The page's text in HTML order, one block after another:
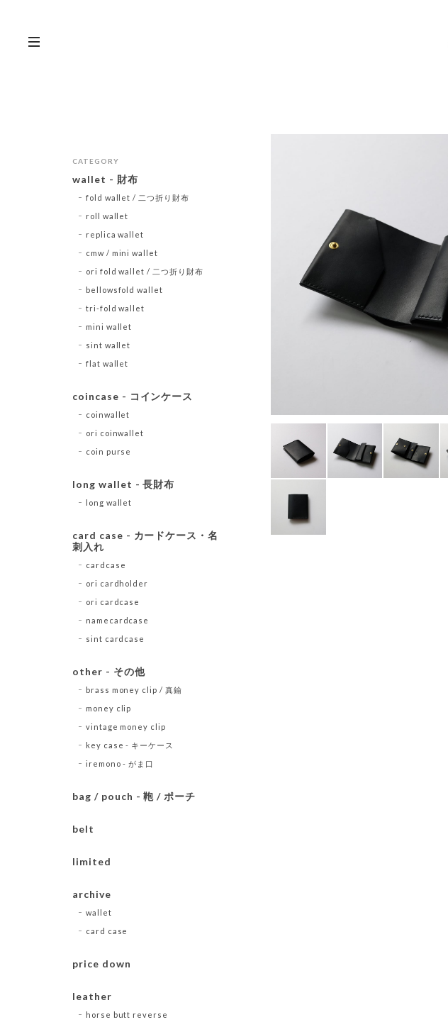
CATEGORY
wallet - 財布
fold wallet / 二つ折り財布
roll wallet
replica wallet
cmw / mini wallet
ori fold wallet / 二つ折り財布
bellowsfold wallet
tri-fold wallet
mini wallet
sint wallet
flat wallet
coincase - コインケース
coinwallet
ori coinwallet
coin purse
long wallet - 長財布
long wallet
card case - カードケース・名
刺入れ
cardcase
ori cardholder
ori cardcase
namecardcase
sint cardcase
other - その他
brass money clip / 真鍮
money clip
vintage money clip
key case - キーケース
iremono - がま口
bag / pouch - 鞄 / ポーチ
belt
limited
archive
wallet
card case
price down
leather
horse butt reverse